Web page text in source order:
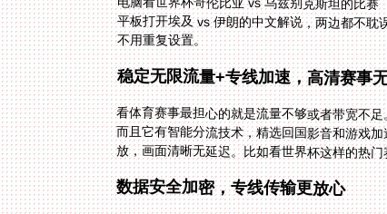
不用重复设置。
稳定无限流量+专线加速，高清赛事
看体育赛事最担心的就是流量不够或者带宽不足
放，画面清晰无延迟。比如看世界杯这样的热
数据安全加密，专线传输更放心